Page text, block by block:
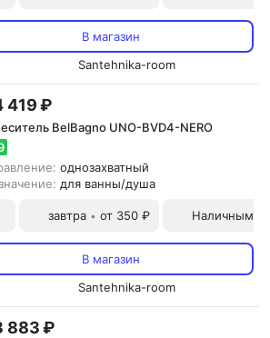
В магазин
Santehnika-room
419 ₽
BelBagno UNO-BVD4-NERO
однозахватный
для ванны/душа
завтра • от 350 ₽ Наличными
В магазин
Santehnika-room
883 ₽